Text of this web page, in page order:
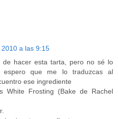
a las 9:15
de hacer esta tarta, pero no sé lo
que me lo traduzcas al
ese ingrediente
White Frosting (Bake de Rachel